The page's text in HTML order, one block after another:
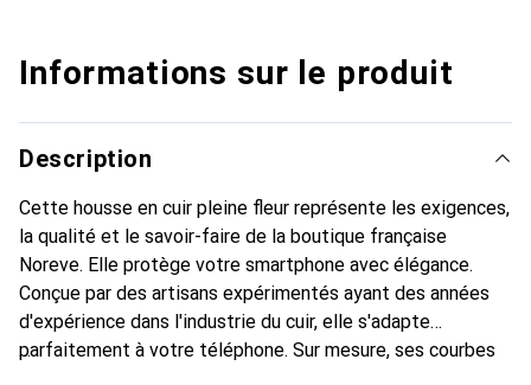
Informations sur le produit
Description
Cette housse en cuir pleine fleur représente les exigences,
la qualité et le savoir-faire de la boutique française
Noreve. Elle protège votre smartphone avec élégance.
Conçue par des artisans expérimentés ayant des années
d'expérience dans l'industrie du cuir, elle s'adapte
parfaitement à votre téléphone. Sur mesure, ses courbes